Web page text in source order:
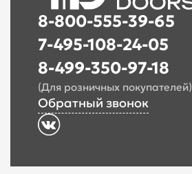
8-800-555-39-65
7-495-108-24-05
8-499-350-97-18
(Для розничных покупателей)
Обратный звонок